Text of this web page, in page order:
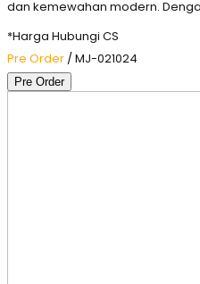
dan kemewahan modern.
*Harga Hubungi CS
Pre Order / MJ-021024
Pre Order